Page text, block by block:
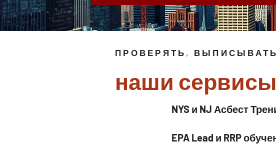
ПРОВЕРЯТЬ,
наши сервисы
NYS и NJ Асбест
EPA Lead и RRP